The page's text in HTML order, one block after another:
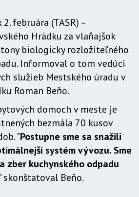
februára (TASR) –
Hrádku za vlaňajšok
biologicky rozložiteľného
Informoval o tom vedúci
služieb Mestského úradu v
Roman Beňo.
domoch v meste je
bezmála 70 kusov
"Postupne sme sa snažili
systém vývozu. Sme
zber kuchynského odpadu
" skonštatoval Beňo.